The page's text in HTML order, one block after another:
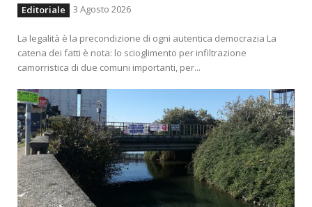
Editoriale 3 Agosto 2026
La legalità è la precondizione di ogni autentica democrazia La
catena dei fatti è nota: lo scioglimento per infiltrazione
camorristica di due comuni importanti, per...